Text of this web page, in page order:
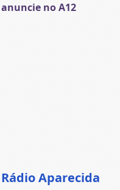
anuncie no A12
Rádio Aparecida